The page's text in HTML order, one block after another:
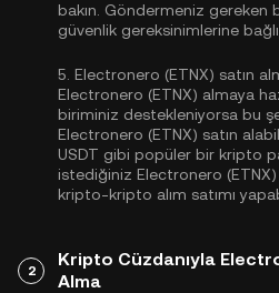
bakın. Göndermeniz gereken
güvenlik gereksinimlerine
5. Electronero (ETNX) satın
Electronero (ETNX) almaya
biriminiz destekleniyorsa bu
Electronero (ETNX) satın
USDT gibi popüler bir kripto
istediğiniz Electronero
kripto-kripto alım satımı
2
Kripto Cüzdanıyla
Alma